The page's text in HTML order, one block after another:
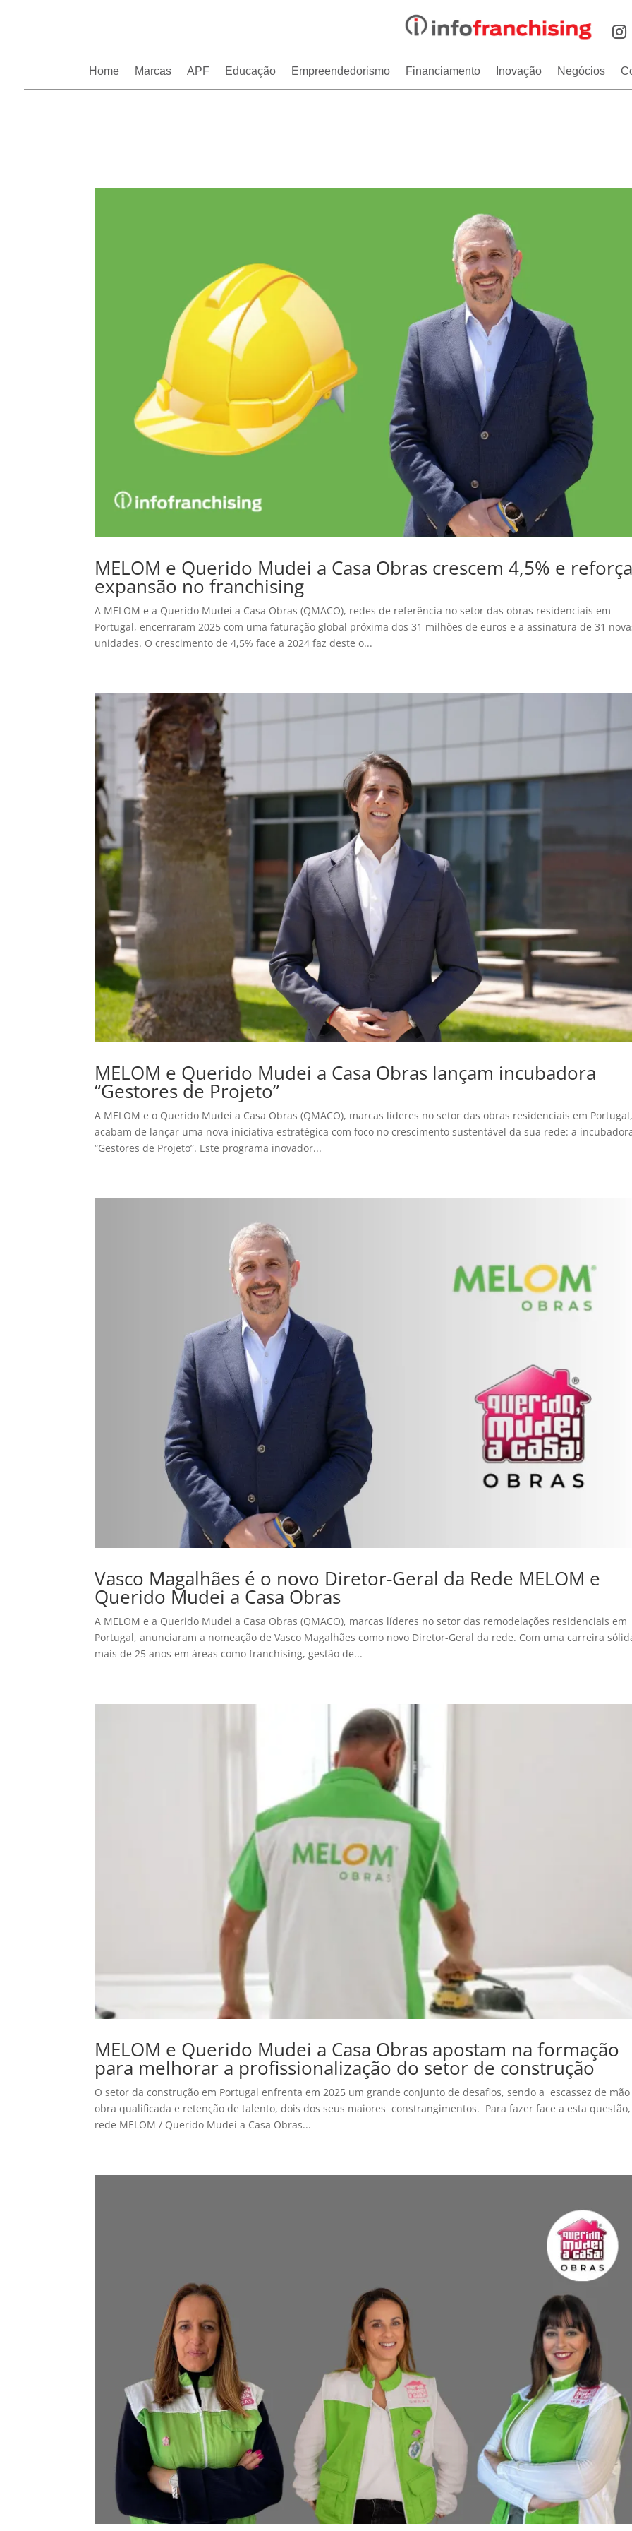
Home Marcas APF Educação Empreendedorismo Financiamento Inovação Negócios
MELOM e Querido Mudei a Casa Obras crescem 4,5% e
expansão no franchising
A MELOM e a Querido Mudei a Casa Obras (QMACO), redes de referência no setor das obras residenciais em
Portugal, encerraram 2025 com uma faturação global próxima dos 31 milhões de euros e a assinatura de 31
unidades. O crescimento de 4,5% face a 2024 faz deste o...
MELOM e Querido Mudei a Casa Obras lançam incubadora
“Gestores de Projeto”
A MELOM e o Querido Mudei a Casa Obras (QMACO), marcas líderes no setor das obras residenciais em
acabam de lançar uma nova iniciativa estratégica com foco no crescimento sustentável da sua rede: a
“Gestores de Projeto”. Este programa inovador...
Vasco Magalhães é o novo Diretor-Geral da Rede MELOM e
Querido Mudei a Casa Obras
A MELOM e a Querido Mudei a Casa Obras (QMACO), marcas líderes no setor das remodelações residenciais em
Portugal, anunciaram a nomeação de Vasco Magalhães como novo Diretor-Geral da rede. Com uma carreira
mais de 25 anos em áreas como franchising, gestão de...
MELOM e Querido Mudei a Casa Obras apostam na formação
para melhorar a profissionalização do setor de construção
O setor da construção em Portugal enfrenta em 2025 um grande conjunto de desafios, sendo a escassez de
obra qualificada e retenção de talento, dois dos seus maiores constrangimentos. Para fazer face a esta
rede MELOM / Querido Mudei a Casa Obras...